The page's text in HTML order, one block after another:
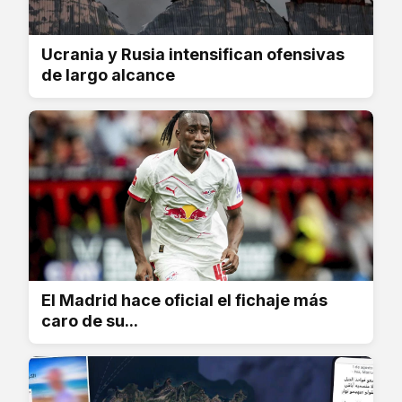
Ucrania y Rusia intensifican ofensivas
de largo alcance
El Madrid hace oficial el fichaje más
caro de su...